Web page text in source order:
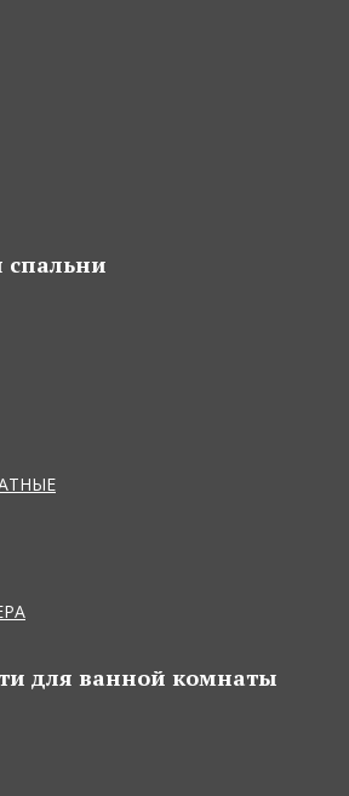
спальни
для ванной комнаты